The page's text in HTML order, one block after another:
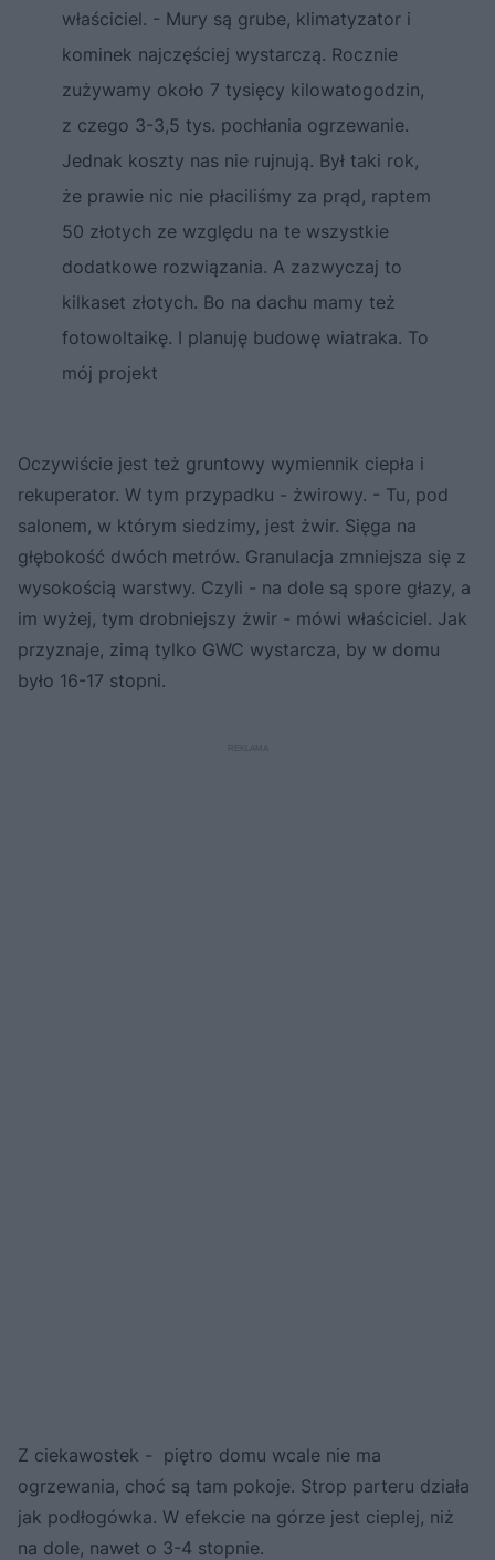
właściciel. - Mury są grube, klimatyzator i
kominek najczęściej wystarczą. Rocznie
zużywamy około 7 tysięcy kilowatogodzin,
z czego 3-3,5 tys. pochłania ogrzewanie.
Jednak koszty nas nie rujnują. Był taki rok,
że prawie nic nie płaciliśmy za prąd, raptem
50 złotych ze względu na te wszystkie
dodatkowe rozwiązania. A zazwyczaj to
kilkaset złotych. Bo na dachu mamy też
fotowoltaikę. I planuję budowę wiatraka. To
mój projekt
Oczywiście jest też gruntowy wymiennik ciepła i
rekuperator. W tym przypadku - żwirowy. - Tu, pod
salonem, w którym siedzimy, jest żwir. Sięga na
głębokość dwóch metrów. Granulacja zmniejsza się z
wysokością warstwy. Czyli - na dole są spore głazy, a
im wyżej, tym drobniejszy żwir - mówi właściciel. Jak
przyznaje, zimą tylko GWC wystarcza, by w domu
było 16-17 stopni.
Z ciekawostek - piętro domu wcale nie ma
ogrzewania, choć są tam pokoje. Strop parteru działa
jak podłogówka. W efekcie na górze jest cieplej, niż
na dole, nawet o 3-4 stopnie.